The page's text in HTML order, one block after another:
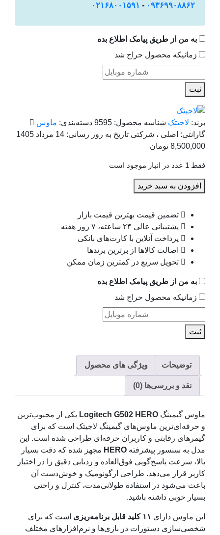
۰۹۳۶۹۹۰۸۸۶۲- ۰۲۱۶۸۰۰۱۵۹۱
به من از طریق پیامک اطلاع بده
زمانیکه محصول حراج شد
ثبت
برند:لاجیتک شناسه محصول: 9595 دسته‌بندی:ماوس
گارانتی: اصلی ، شرکتی تاریخ به روز رسانی: 14 مرداد 1405
8,500,000 تومان
فقط 1 عدد در انبار موجود است
افزودن به سبد خرید
تضمین قیمت بهترین قیمت بازار
پشتیبانی عالی ۲۴ ساعته، ۷ روز هفته
پرداخت آنلاین با کارت‌های بانکی
اصالت کالاها از برترین برندها
تحویل سریع در کمترین زمان ممکن
به من از طریق پیامک اطلاع بده
زمانیکه محصول حراج شد
ثبت
توضیحات ویژگی های محصول
نقد و بررسی‌ها (0)
ماوس گیمینگLogitech G502 HEROیکی از محبوب‌ترین
و حرفه‌ای‌ترین ماوس‌های گیمینگ لاجیتک است که برای
گیمرهای رقابتی و کاربران حرفه‌ای طراحی شده است. این
مدل به سنسور پیشرفتهHERO مجهز شده که دقت بسیار
بالا، سرعت پاسخ‌گویی فوق‌العاده و ردیابی دقیق را در اختیار
کاربر قرار می‌دهد. طراحی ارگونومیک و خوش‌دست آن
باعث می‌شود در استفاده طولانی‌مدت، کنترل و راحتی
بسیار خوبی داشته باشید.
این ماوس دارای۱۱ کلید قابل برنامه‌ریزی
است که برای
شخصی‌سازی دستورات در بازی‌ها و نرم‌افزارهای مختلف